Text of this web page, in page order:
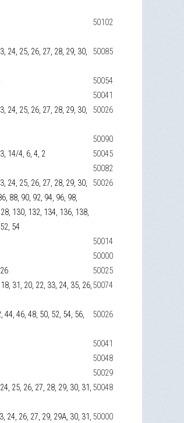
50102
24, 25, 26, 27, 28, 29, 30,
50085
50054
50041
24, 25, 26, 27, 28, 29, 30,
50026
50090
14/4, 6, 4, 2
50045
50082
24, 25, 26, 27, 28, 29, 30,
88, 90, 92, 94, 96, 98,
130, 132, 134, 136, 138,
54
50026
50014
50000
50025
31, 20, 22, 33, 24, 35, 26,50074
44, 46, 48, 50, 52, 54, 56,
50026
50041
50048
50029
25, 26, 27, 28, 29, 30, 31, 50048
24, 26, 27, 29, 29А, 30, 31, 50000